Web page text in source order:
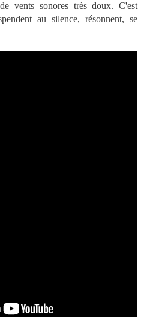
vents sonores très doux. C'est
au silence, résonnent, se